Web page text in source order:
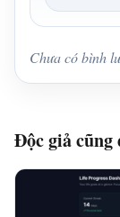
Chưa có bình
Độc giả cũng